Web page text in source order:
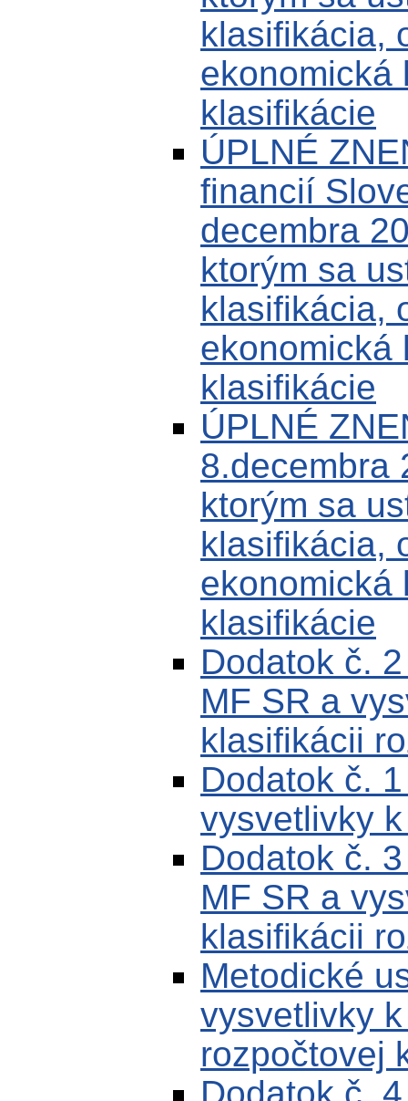
klasifikácia,
ekonomická
klasifikácie
ÚPLNÉ
financií
decembra
ktorým sa
klasifikácia,
ekonomická
klasifikácie
ÚPLNÉ
8.decembra
ktorým sa
klasifikácia,
ekonomická
klasifikácie
Dodatok č.
MF SR a
klasifikácii
Dodatok č.
vysvetlivky
Dodatok č.
MF SR a
klasifikácii
Metodické
vysvetlivky
rozpočtovej